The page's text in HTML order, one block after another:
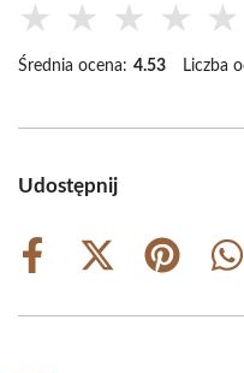
★ ★ ★ ★ ★
Średnia ocena: 4.53 Liczba
Udostępnij
Share
Share
(Twitter)
Share